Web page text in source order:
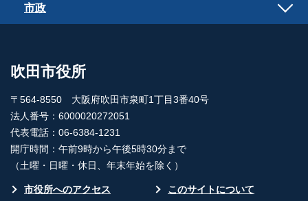
市政
吹田市役所
〒564-8550 大阪府吹田市泉町1丁目3番40号
法人番号：6000020272051
代表電話：06-6384-1231
開庁時間：午前9時から午後5時30分まで
（土曜・日曜・休日、年末年始を除く）
市役所へのアクセス
このサイトについて